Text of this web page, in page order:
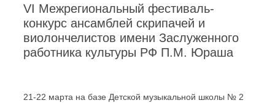
VI Межрегиональный фестиваль-
конкурс ансамблей скрипачей и
виолончелистов имени Заслуженного
работника культуры РФ П.М. Юраша
21-22 марта на базе Детской музыкальной школы № 2